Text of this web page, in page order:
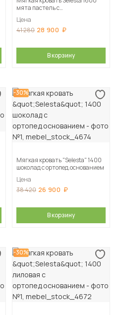
мята пастель с
Цена
41 280 28 900
В корзину
-30%
Мягкая кровать "Selesta" 1400
шоколад с ортопед.основанием
Цена
38 420 26 900
В корзину
-30%